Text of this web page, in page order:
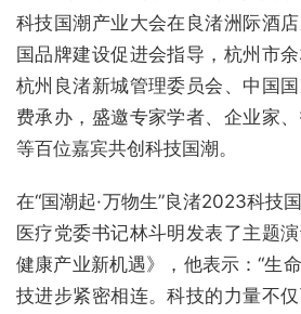
科技国潮产业大会在良渚洲际酒
国品牌建设促进会指导，杭州市
杭州良渚新城管理委员会、中国
费承办，盛邀专家学者、企业家
等百位嘉宾共创科技国潮。
在“国潮起·万物生”良渚2023科技
医疗党委书记林斗明发表了主题
健康产业新机遇》，他表示：“生
技进步紧密相连。科技的力量不